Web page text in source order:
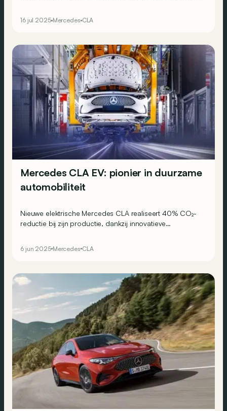
waarmaken in de praktijk?
16 jul 2025 Mercedes CLA
Mercedes CLA EV: pionier in duurzame
automobiliteit
Nieuwe elektrische Mercedes CLA realiseert 40% CO₂-
reductie bij zijn productie, dankzij innovatieve
6 jun 2025 Mercedes CLA